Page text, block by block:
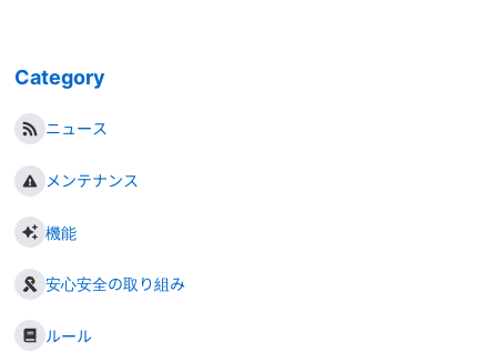
Category
ニュース
メンテナンス
機能
安心安全の取り組み
ルール